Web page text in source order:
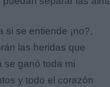
si se entiende ¡no?,
las heridas que
se ganó toda mi
y todo el corazón